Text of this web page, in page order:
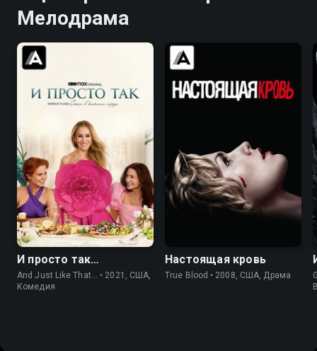
Мелодрама
7.2 5.6
И просто так…
And Just Like That... • 2021, США,
Комедия
Настоящая кровь
True Blood • 2008, США, Драма